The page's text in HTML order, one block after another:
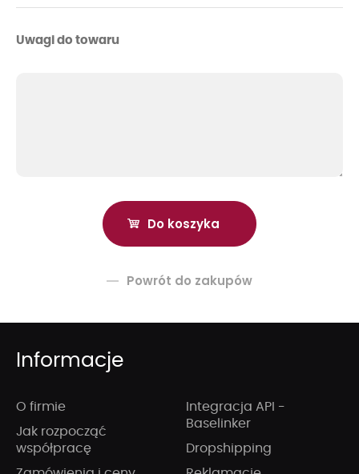
Uwagi do towaru
Powrót do zakupów
Informacje
O firmie
Jak rozpocząć
współpracę
Integracja API -
Baselinker
Dropshipping